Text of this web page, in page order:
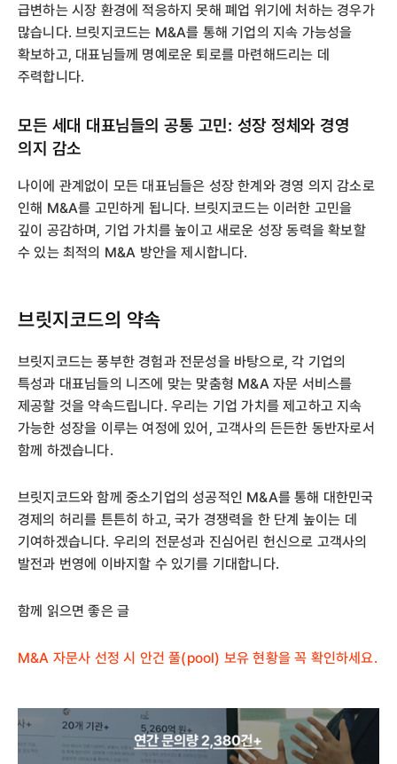
급변하는 시장 환경에 적응하지 못해 폐업 위기에 처하는 경우가
많습니다. 브릿지코드는 M&A를 통해 기업의 지속 가능성을
확보하고, 대표님들께 명예로운 퇴로를 마련해드리는 데
주력합니다.
모든 세대 대표님들의 공통 고민: 성장 정체와 경영
의지 감소
나이에 관계없이 모든 대표님들은 성장 한계와 경영 의지 감소로
인해 M&A를 고민하게 됩니다. 브릿지코드는 이러한 고민을
깊이 공감하며, 기업 가치를 높이고 새로운 성장 동력을 확보할
수 있는 최적의 M&A 방안을 제시합니다.
브릿지코드의 약속
브릿지코드는 풍부한 경험과 전문성을 바탕으로, 각 기업의
특성과 대표님들의 니즈에 맞는 맞춤형 M&A 자문 서비스를
제공할 것을 약속드립니다. 우리는 기업 가치를 제고하고 지속
가능한 성장을 이루는 여정에 있어, 고객사의 든든한 동반자로서
함께 하겠습니다.
브릿지코드와 함께 중소기업의 성공적인 M&A를 통해 대한민국
경제의 허리를 튼튼히 하고, 국가 경쟁력을 한 단계 높이는 데
기여하겠습니다. 우리의 전문성과 진심어린 헌신으로 고객사의
발전과 번영에 이바지할 수 있기를 기대합니다.
함께 읽으면 좋은 글
M&A 자문사 선정 시 안건 풀(pool) 보유 현황을 꼭 확인하세요.